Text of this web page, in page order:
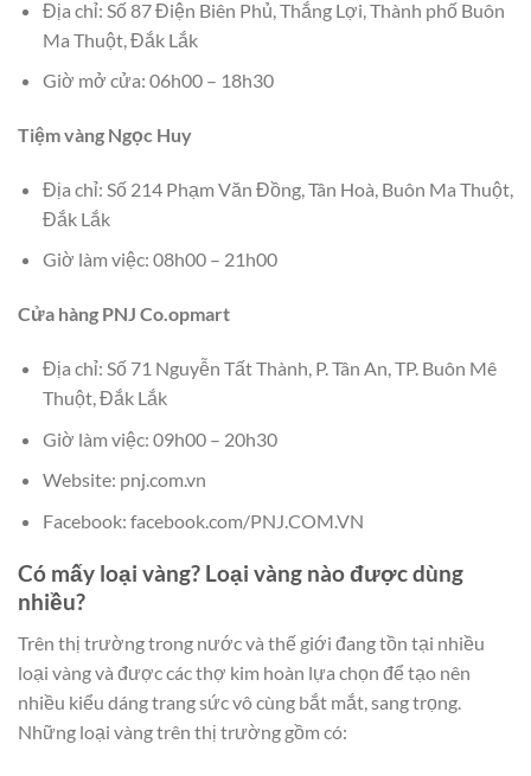
Địa chỉ: Số 87 Điện Biên Phủ, Thắng Lợi, Thành phố Buôn
Ma Thuột, Đắk Lắk
Giờ mở cửa: 06h00 – 18h30
Tiệm vàng Ngọc Huy
Địa chỉ: Số 214 Phạm Văn Đồng, Tân Hoà, Buôn Ma Thuột,
Đắk Lắk
Giờ làm việc: 08h00 – 21h00
Cửa hàng PNJ Co.opmart
Địa chỉ: Số 71 Nguyễn Tất Thành, P. Tân An, TP. Buôn Mê
Thuột, Đắk Lắk
Giờ làm việc: 09h00 – 20h30
Website: pnj.com.vn
Facebook: facebook.com/PNJ.COM.VN
Có mấy loại vàng? Loại vàng nào được dùng
nhiều?
Trên thị trường trong nước và thế giới đang tồn tại nhiều
loại vàng và được các thợ kim hoàn lựa chọn để tạo nên
nhiều kiểu dáng trang sức vô cùng bắt mắt, sang trọng.
Những loại vàng trên thị trường gồm có: